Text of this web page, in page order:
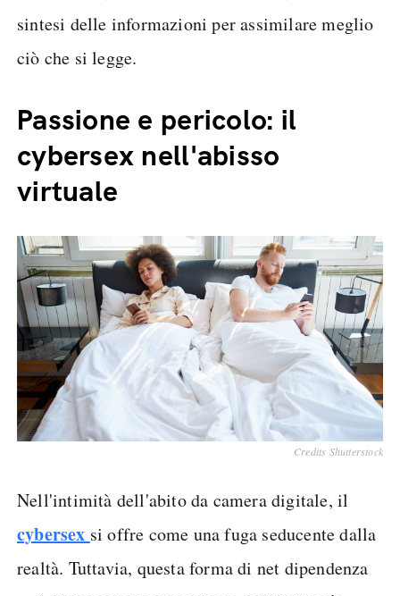
sintesi delle informazioni per assimilare meglio
ciò che si legge.
Passione e pericolo: il
cybersex nell'abisso
virtuale
Credits Shutterstock
Nell'intimità dell'abito da camera digitale, il
cybersex si offre come una fuga seducente dalla
realtà. Tuttavia, questa forma di net dipendenza